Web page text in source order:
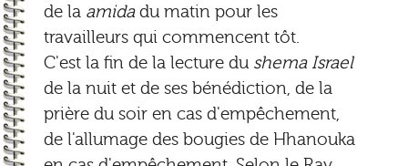
de la amidadu matin pour les
travailleurs qui commencent tôt.
C'est la fin de la lecture du shema Israel
de la nuit et de ses bénédiction, de la
prière du soir en cas d'empêchement,
de l'allumage des bougies de Hhanouka